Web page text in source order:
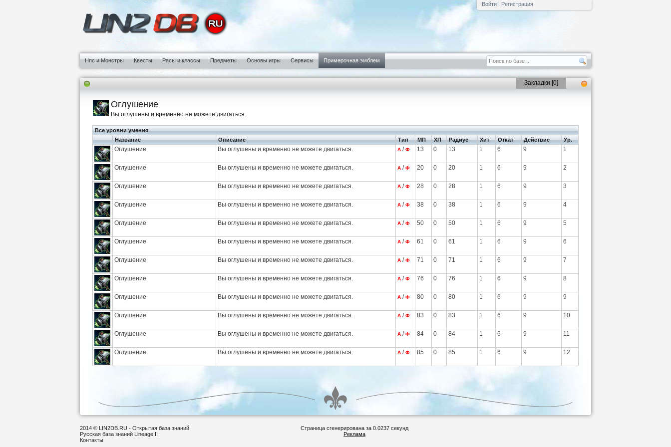
Войти | Регистрация
Нпс и Монстры Квесты Расы и классы Предметы Основы игры Сервисы Примерочная эмблем
Закладки [0]
Оглушение
Вы оглушены и временно не можете двигаться.
Все уровни умения
Название
Описание Тип МП ХП Радиус Хит Откат Действие Ур.
Оглушение Вы оглушены и временно не можете двигаться. А /Ф 13 0 13 1 6 9 1
Оглушение Вы оглушены и временно не можете двигаться. А /Ф 20 0 20 1 6 9 2
Оглушение Вы оглушены и временно не можете двигаться. А /Ф 28 0 28 1 6 9 3
Оглушение Вы оглушены и временно не можете двигаться. А /Ф 38 0 38 1 6 9 4
Оглушение Вы оглушены и временно не можете двигаться. А /Ф 50 0 50 1 6 9 5
Оглушение Вы оглушены и временно не можете двигаться. А /Ф 61 0 61 1 6 9 6
Оглушение Вы оглушены и временно не можете двигаться. А /Ф 71 0 71 1 6 9 7
Оглушение Вы оглушены и временно не можете двигаться. А /Ф 76 0 76 1 6 9 8
Оглушение Вы оглушены и временно не можете двигаться. А /Ф 80 0 80 1 6 9 9
Оглушение Вы оглушены и временно не можете двигаться. А /Ф 83 0 83 1 6 9 10
Оглушение Вы оглушены и временно не можете двигаться. А /Ф 84 0 84 1 6 9 11
Оглушение Вы оглушены и временно не можете двигаться. А /Ф 85 0 85 1 6 9 12
2014 © LIN2DB.RU - Открытая база знаний
Русская база знаний Lineage II
Контакты
Страница сгенерирована за 0.0237 секунд
Реклама